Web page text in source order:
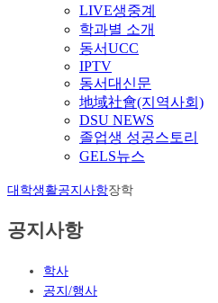
LIVE생중계
학과별 소개
동서UCC
IPTV
동서대신문
地域社會(지역사회)
DSU NEWS
졸업생 성공스토리
GELS뉴스
대학생활공지사항장학
공지사항
학사
공지/행사